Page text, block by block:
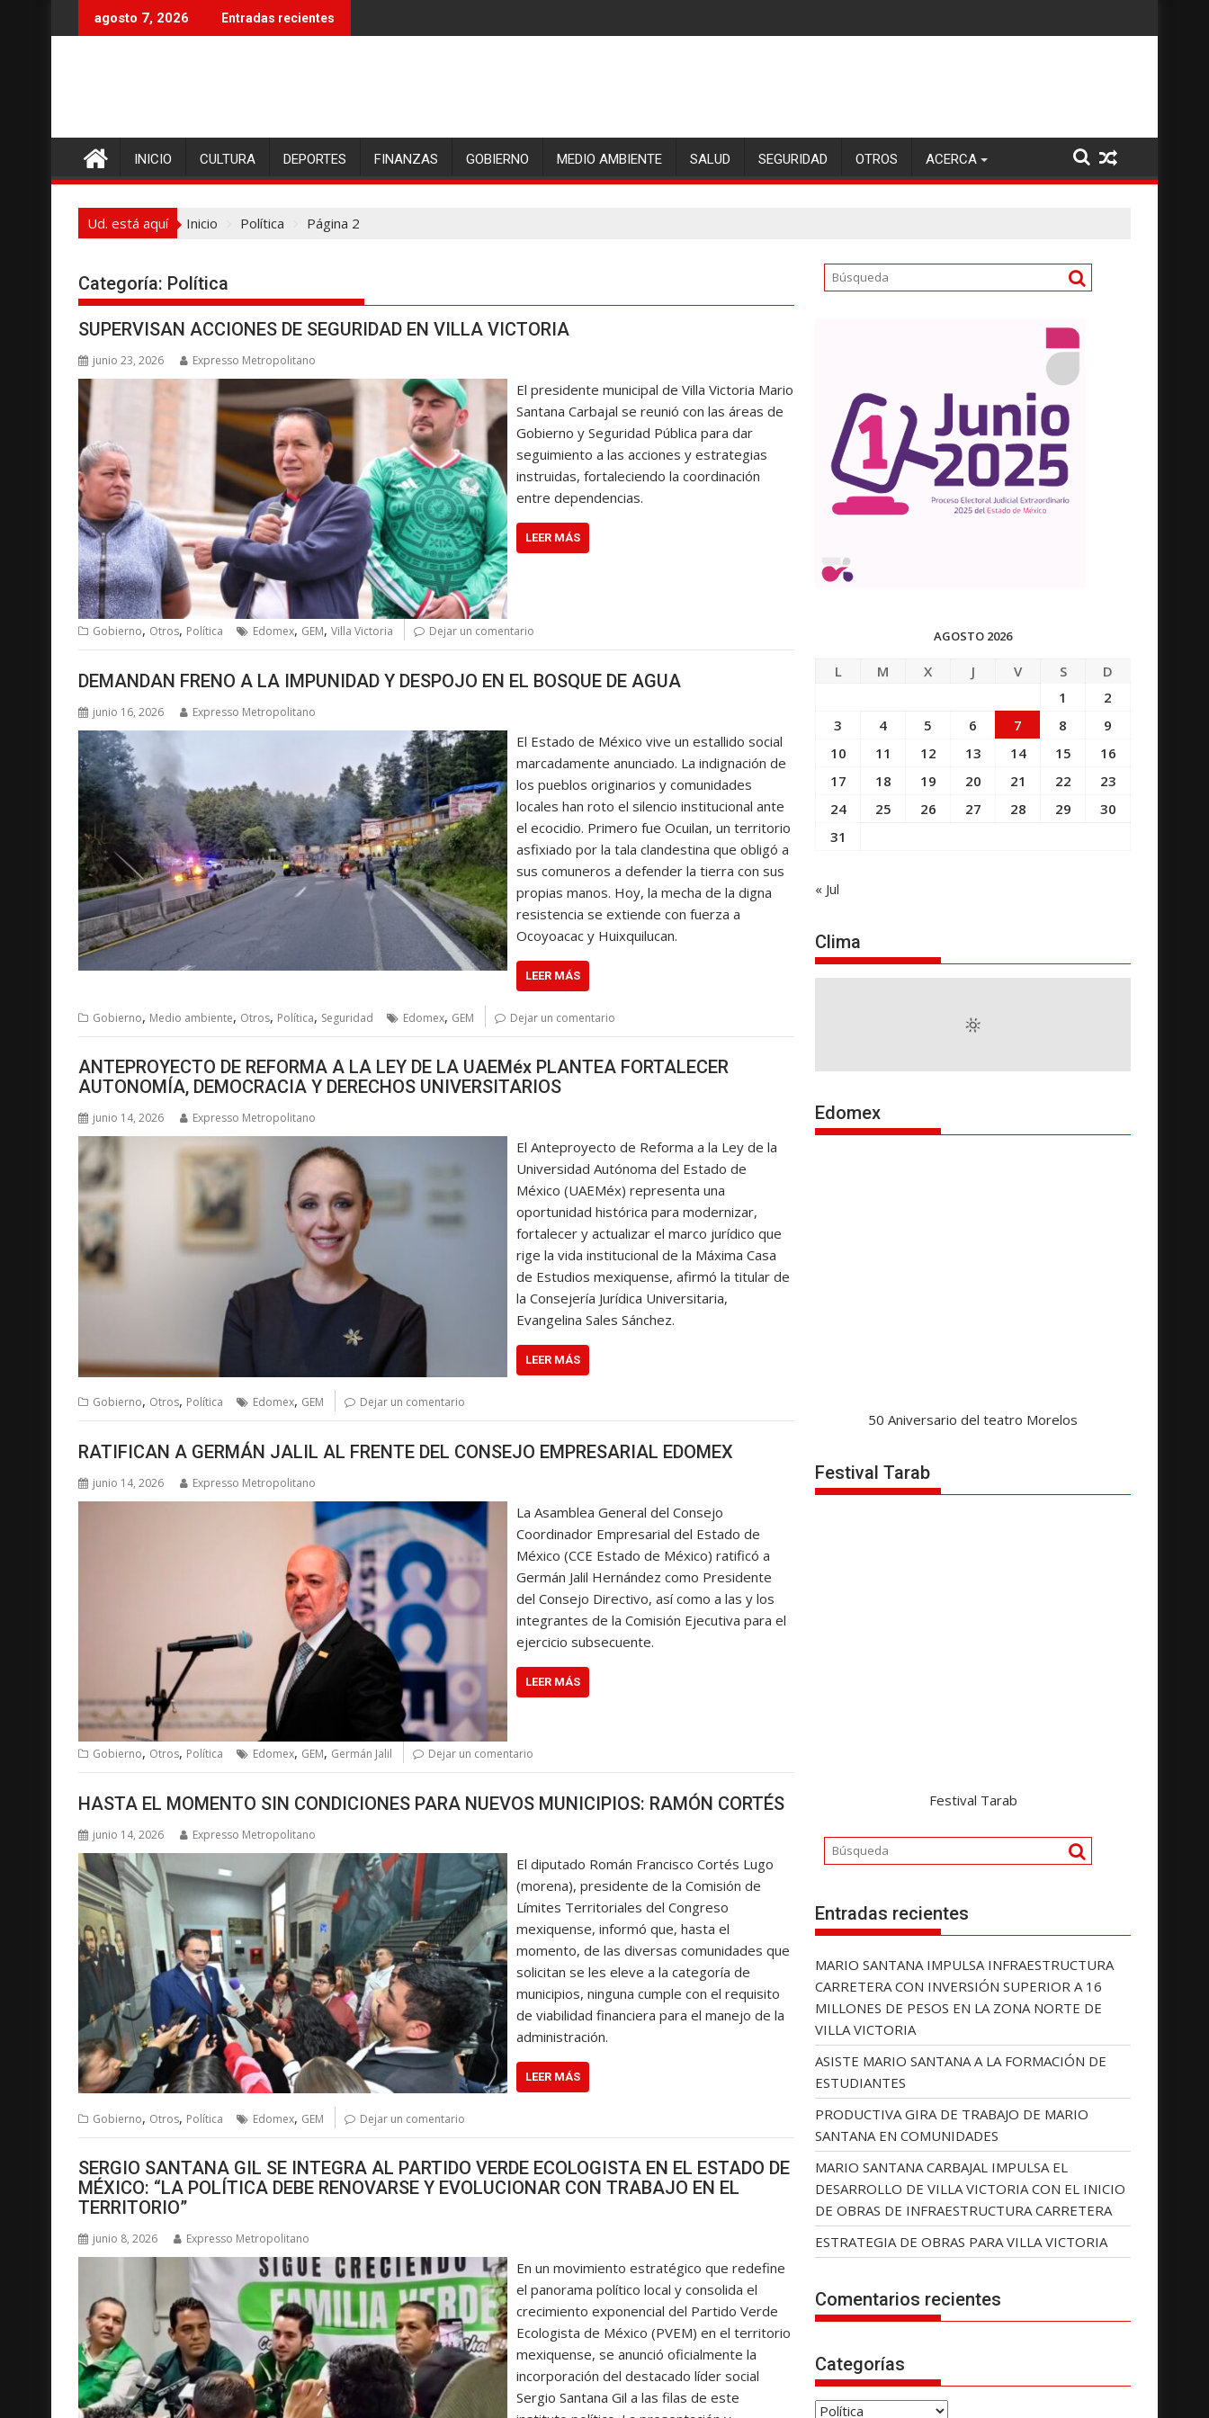
r
n
e
agosto 7, 2026 Entradas recientes
INICIO CULTURA DEPORTES FINANZAS GOBIERNO MEDIO AMBIENTE SALUD SEGURIDAD OTROS ACERCA
Ud. está aquí Inicio Política Página 2
Categoría: Política
SUPERVISAN ACCIONES DE SEGURIDAD EN VILLA VICTORIA
junio 23, 2026 Expresso Metropolitano
El presidente municipal de Villa Victoria Mario
Santana Carbajal se reunió con las áreas de
Gobierno y Seguridad Pública para dar
seguimiento a las acciones y estrategias
instruidas, fortaleciendo la coordinación
entre dependencias.
LEER MÁS
Gobierno, Otros, Política Edomex, GEM, Villa Victoria Dejar un comentario
DEMANDAN FRENO A LA IMPUNIDAD Y DESPOJO EN EL BOSQUE DE AGUA
junio 16, 2026 Expresso Metropolitano
El Estado de México vive un estallido social
marcadamente anunciado. La indignación de
los pueblos originarios y comunidades
locales han roto el silencio institucional ante
el ecocidio. Primero fue Ocuilan, un territorio
asfixiado por la tala clandestina que obligó a
sus comuneros a defender la tierra con sus
propias manos. Hoy, la mecha de la digna
resistencia se extiende con fuerza a
Ocoyoacac y Huixquilucan.
LEER MÁS
Gobierno, Medio ambiente, Otros, Política, Seguridad Edomex, GEM Dejar un comentario
ANTEPROYECTO DE REFORMA A LA LEY DE LA UAEMéx PLANTEA FORTALECER
AUTONOMÍA, DEMOCRACIA Y DERECHOS UNIVERSITARIOS
junio 14, 2026 Expresso Metropolitano
El Anteproyecto de Reforma a la Ley de la
Universidad Autónoma del Estado de
México (UAEMéx) representa una
oportunidad histórica para modernizar,
fortalecer y actualizar el marco jurídico que
rige la vida institucional de la Máxima Casa
de Estudios mexiquense, afirmó la titular de
la Consejería Jurídica Universitaria,
Evangelina Sales Sánchez.
LEER MÁS
Gobierno, Otros, Política Edomex, GEM Dejar un comentario
RATIFICAN A GERMÁN JALIL AL FRENTE DEL CONSEJO EMPRESARIAL EDOMEX
junio 14, 2026 Expresso Metropolitano
La Asamblea General del Consejo
Coordinador Empresarial del Estado de
México (CCE Estado de México) ratificó a
Germán Jalil Hernández como Presidente
del Consejo Directivo, así como a las y los
integrantes de la Comisión Ejecutiva para el
ejercicio subsecuente.
LEER MÁS
Gobierno, Otros, Política Edomex, GEM, Germán Jalil Dejar un comentario
HASTA EL MOMENTO SIN CONDICIONES PARA NUEVOS MUNICIPIOS: RAMÓN CORTÉS
junio 14, 2026 Expresso Metropolitano
El diputado Román Francisco Cortés Lugo
(morena), presidente de la Comisión de
Límites Territoriales del Congreso
mexiquense, informó que, hasta el
momento, de las diversas comunidades que
solicitan se les eleve a la categoría de
municipios, ninguna cumple con el requisito
de viabilidad financiera para el manejo de la
administración.
LEER MÁS
Gobierno, Otros, Política Edomex, GEM Dejar un comentario
SERGIO SANTANA GIL SE INTEGRA AL PARTIDO VERDE ECOLOGISTA EN EL ESTADO DE
MÉXICO: “LA POLÍTICA DEBE RENOVARSE Y EVOLUCIONAR CON TRABAJO EN EL
TERRITORIO”
junio 8, 2026 Expresso Metropolitano
En un movimiento estratégico que redefine
el panorama político local y consolida el
crecimiento exponencial del Partido Verde
Ecologista de México (PVEM) en el territorio
mexiquense, se anunció oficialmente la
incorporación del destacado líder social
Sergio Santana Gil a las filas de este
AGOSTO 2026
L M X J V S
D
1
2
3
4 5 6 7 8
9
10
11 12 13 14 15
16
17
18 19 20 21 22
23
24
25 26 27 28 29
30
31
« Jul
Clima
Edomex
50 Aniversario del teatro Morelos
Festival Tarab
Festival Tarab
Entradas recientes
MARIO SANTANA IMPULSA INFRAESTRUCTURA
CARRETERA CON INVERSIÓN SUPERIOR A 16
MILLONES DE PESOS EN LA ZONA NORTE DE
VILLA VICTORIA
ASISTE MARIO SANTANA A LA FORMACIÓN DE
ESTUDIANTES
PRODUCTIVA GIRA DE TRABAJO DE MARIO
SANTANA EN COMUNIDADES
MARIO SANTANA CARBAJAL IMPULSA EL
DESARROLLO DE VILLA VICTORIA CON EL INICIO
DE OBRAS DE INFRAESTRUCTURA CARRETERA
ESTRATEGIA DE OBRAS PARA VILLA VICTORIA
Comentarios recientes
Categorías
C